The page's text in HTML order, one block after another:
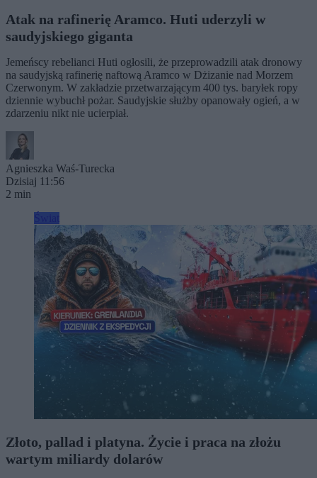
Atak na rafinerię Aramco. Huti uderzyli w
saudyjskiego giganta
Jemeńscy rebelianci Huti ogłosili, że przeprowadzili atak dronowy
na saudyjską rafinerię naftową Aramco w Dżizanie nad Morzem
Czerwonym. W zakładzie przetwarzającym 400 tys. baryłek ropy
dziennie wybuchł pożar. Saudyjskie służby opanowały ogień, a w
zdarzeniu nikt nie ucierpiał.
Agnieszka Waś-Turecka
Dzisiaj 11:56
2 min
Złoto, pallad i platyna. Życie i praca na złożu
wartym miliardy dolarów